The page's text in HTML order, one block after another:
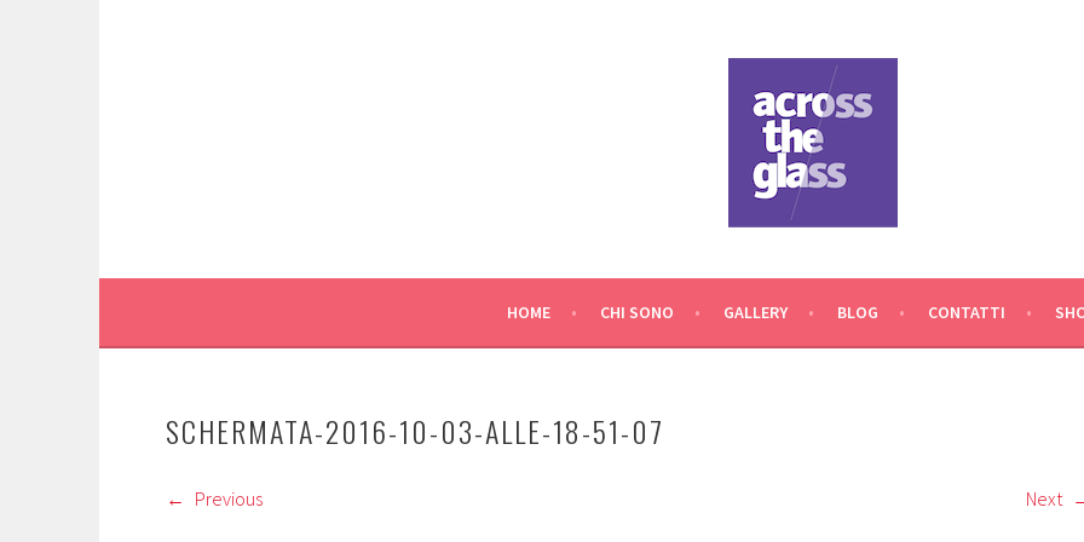
ACROSS THE GLASSHOME CHI SONO GALLERY BLOG CONTATTI
SCHERMATA-2016-10-03-ALLE-18-51-07
Previous Next